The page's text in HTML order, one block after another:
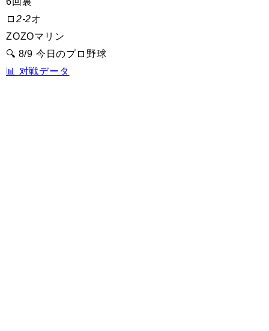
ロ 2-2オ
ZOZOマリン
🔍 8/9 今日のプロ野球
📊 对戦データ